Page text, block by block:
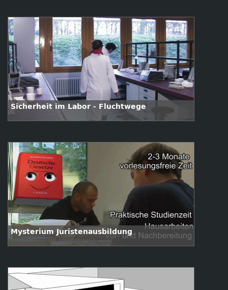
Sicherheit im Labor - Fluchtwege
Mysterium Juristenausbildung